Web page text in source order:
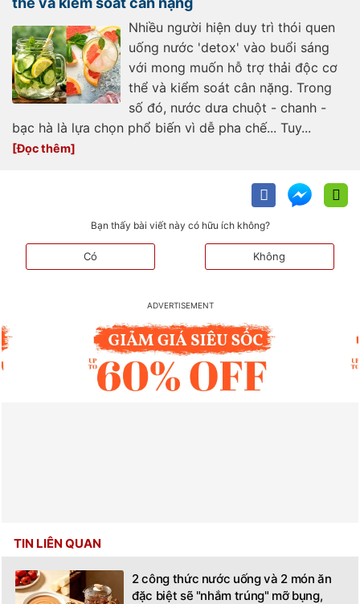
Nhiều người hiện duy trì thói quen
uống nước 'detox' vào buổi sáng
với mong muốn hỗ trợ thải độc cơ
thể và kiểm soát cân nặng. Trong
số đó, nước dưa chuột - chanh -
bạc hà là lựa chọn phổ biến vì dễ pha chế... Tuy...
Bạn thấy bài viết này có hữu ích không?
Có Không
TIN LIÊN QUAN
2 công thức nước uống và 2 món ăn
đặc biệt sẽ "nhắm trúng" mỡ bụng,